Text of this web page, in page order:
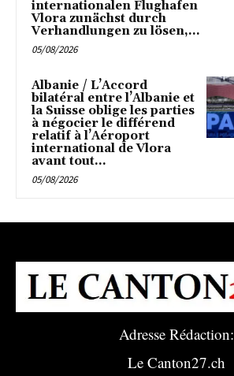
internationalen Flughafen
Vlora zunächst durch
Verhandlungen zu lösen,...
05/08/2026
Albanie / L’Accord
bilatéral entre l’Albanie et
la Suisse oblige les parties
à négocier le différend
relatif à l’Aéroport
international de Vlora
avant tout...
05/08/2026
Adresse Rédaction:
Le Canton27.ch